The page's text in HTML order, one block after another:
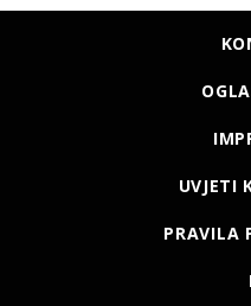
UVJETI
PRAVILA